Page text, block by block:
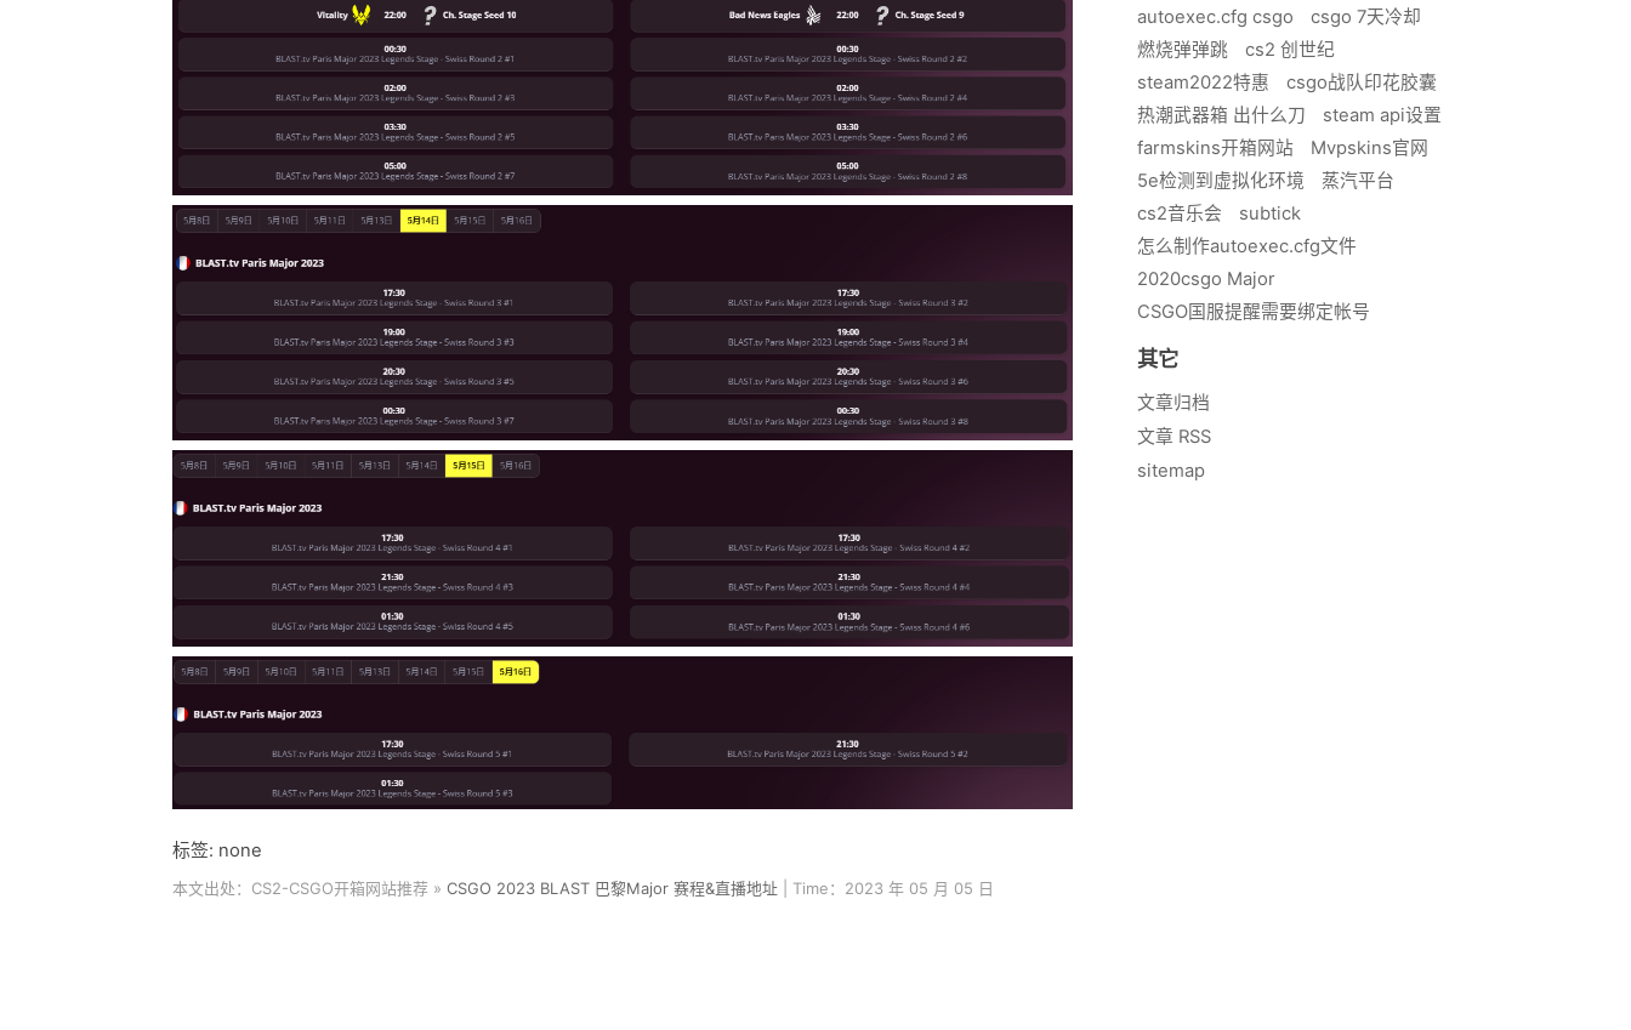
标签: none
本文出处：CS2-CSGO开箱网站推荐 » CSGO 2023 BLAST 巴黎Major 赛程&直播地址 | Time：2023 年 05 月 05 日
autoexec.cfg csgo
csgo 7天冷却
燃烧弹弹跳
cs2 创世纪
steam2022特惠
csgo战队印花胶囊
热潮武器箱 出什么刀
steam api设置
farmskins开箱网站
Mvpskins官网
5e检测到虚拟化环境
蒸汽平台
cs2音乐会
subtick
怎么制作autoexec.cfg文件
2020csgo Major
CSGO国服提醒需要绑定帐号
其它
文章归档
文章 RSS
sitemap